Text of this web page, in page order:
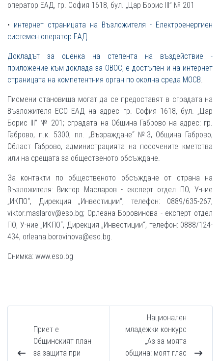
оператор ЕАД, гр. София 1618, бул. „Цар Борис III” № 201
• интернет страницата на Възложителя - Електроенергиен
системен оператор ЕАД
Докладът за оценка на степента на въздействие -
приложение към доклада за ОВОС, е достъпен и на интернет
страницата на компетентния орган по околна среда МОСВ.
Писмени становища могат да се предоставят в сградата на
Възложителя ЕСО ЕАД на адрес гр. София 1618, бул. „Цар
Борис III” № 201; сградата на Община Габрово на адрес: гр.
Габрово, п.к. 5300, пл. „Възраждане“ №3, Община Габрово,
Област Габрово, администрацията на посочените кметства
или на срещата за общественото обсъждане.
За контакти по общественото обсъждане от страна на
Възложителя: Виктор Масларов - експерт отдел ПО, У-ние
„ИКПО“, Дирекция „Инвестиции“, телефон: 0889/635-267,
viktor.maslarov@eso.bg; Орлеана Боровинова - експерт отдел
ПО, У-ние „ИКПО“, Дирекция „Инвестиции“, телефон: 0888/124-
434, orleana.borovinova@eso.bg.
Снимка: www.eso.bg
Приет е
Общинският план
за защита при
Национален
младежки конкурс
„Аз за моята
община: моят глас